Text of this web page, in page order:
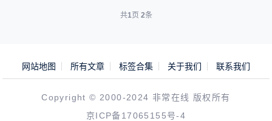
共1页 2条
网站地图 所有文章 标签合集 关于我们 联系我们
Copyright © 2000-2024 非常在线 版权所有
京ICP备17065155号-4